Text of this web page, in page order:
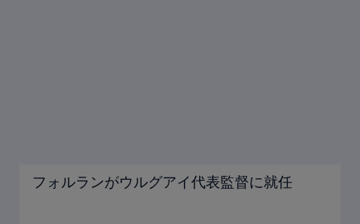
フォルランがウルグアイ代表監督に就任